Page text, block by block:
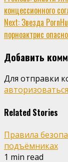
Reading
концессионного
Next:Звезда
порноактрис
Добавить
Для отправки
авторизоваться
Related Stories
Правила
подъёмниках
1 min read